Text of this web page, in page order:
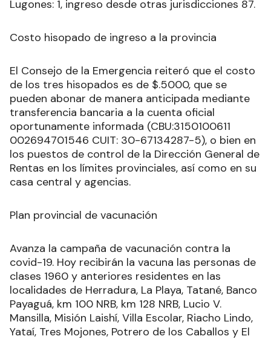
Lugones: 1, ingreso desde otras jurisdicciones 87.
Costo hisopado de ingreso a la provincia
El Consejo de la Emergencia reiteró que el costo
de los tres hisopados es de $.5000, que se
pueden abonar de manera anticipada mediante
transferencia bancaria a la cuenta oficial
oportunamente informada (CBU:3150100611
002694701546 CUIT: 30-67134287-5), o bien en
los puestos de control de la Dirección General de
Rentas en los límites provinciales, así como en su
casa central y agencias.
Plan provincial de vacunación
Avanza la campaña de vacunación contra la
covid-19. Hoy recibirán la vacuna las personas de
clases 1960 y anteriores residentes en las
localidades de Herradura, La Playa, Tatané, Banco
Payaguá, km 100 NRB, km 128 NRB, Lucio V.
Mansilla, Misión Laishí, Villa Escolar, Riacho Lindo,
Yataí, Tres Mojones, Potrero de los Caballos y El